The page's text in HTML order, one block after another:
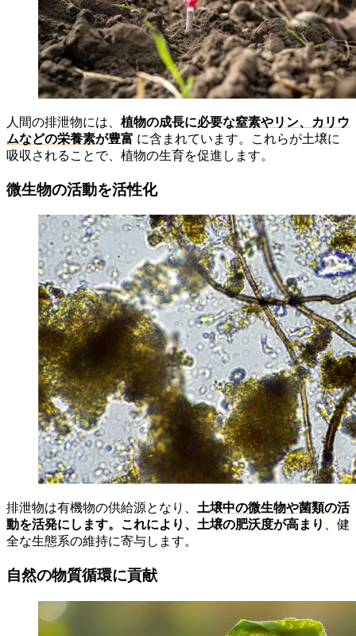
人間の排泄物には、 植物の成長に必要な窒素やリン、カリウ
ムなどの栄養素が豊富 に含まれています。これらが土壌に
吸収されることで、植物の生育を促進します。
微生物の活動を活性化
排泄物は有機物の供給源となり、 土壌中の微生物や菌類の活
動を活発にします。これにより、土壌の肥沃度が高まり
、健
全な生態系の維持に寄与します。
自然の物質循環に貢献